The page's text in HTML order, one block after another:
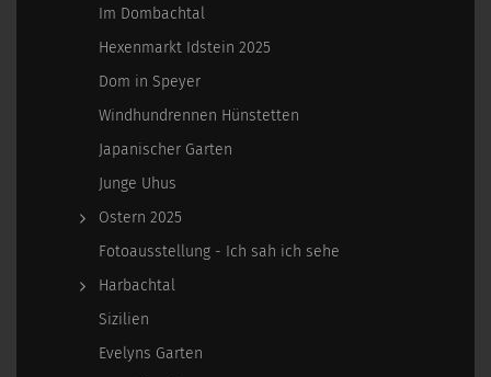
Im Dombachtal
Hexenmarkt Idstein 2025
Dom in Speyer
Windhundrennen Hünstetten
Japanischer Garten
Junge Uhus
Ostern 2025
Fotoausstellung - Ich sah ich sehe
Harbachtal
Sizilien
Evelyns Garten